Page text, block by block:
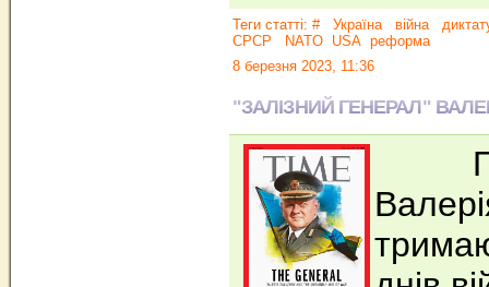
Теги статті: # Україна війна
СРСР
NATO USA реформа
8 березня 2023, 11:36
"ЗАЛІЗНИЙ ГЕНЕРАЛ"
Під